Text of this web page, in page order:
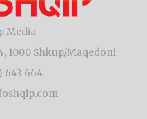
Media
1000 Shkup/Maqedoni
643 664